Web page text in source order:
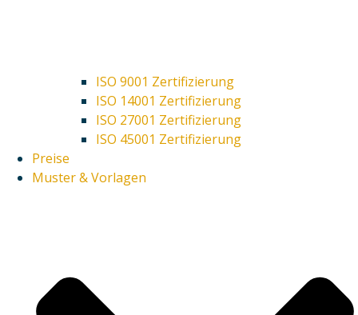
ISO 9001 Zertifizierung
ISO 14001 Zertifizierung
ISO 27001 Zertifizierung
ISO 45001 Zertifizierung
Preise
Muster & Vorlagen